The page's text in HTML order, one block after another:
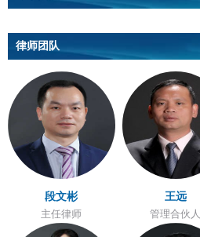
律师团队
段文彬
主任律师
王远
管理合伙人